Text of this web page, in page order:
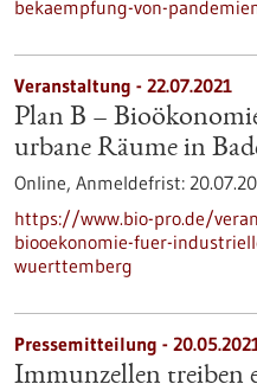
bekaempfung-von-
Veranstaltung - 22.07.2021
Plan B –
urbane Räume in
Online, Anmeldefrist:
https://www.bio-pro.de/
biooekonomie-fuer-
wuerttemberg
Pressemitteilung -
Immunzellen treiben